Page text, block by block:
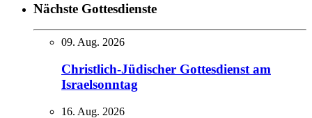
Nächste Gottesdienste
09. Aug. 2026
Christlich-Jüdischer Gottesdienst am
Israelsonntag
16. Aug. 2026